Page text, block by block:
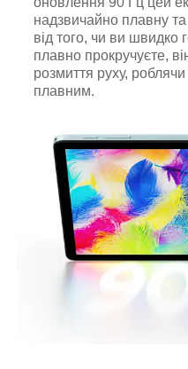
надзвичайно плавну
від того, чи ви швидко
плавно прокручуєте,
розмиття руху,
плавним.